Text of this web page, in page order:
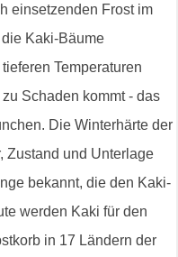
einsetzenden Frost im
Kaki-Bäume
Temperaturen
Schaden kommt - das
Die Winterhärte der
Zustand und Unterlage
bekannt, die den Kaki-
werden Kaki für den
in 17 Ländern der